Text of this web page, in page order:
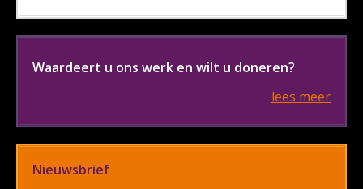
Waardeert u ons werk en wilt u doneren?
lees meer
Nieuwsbrief